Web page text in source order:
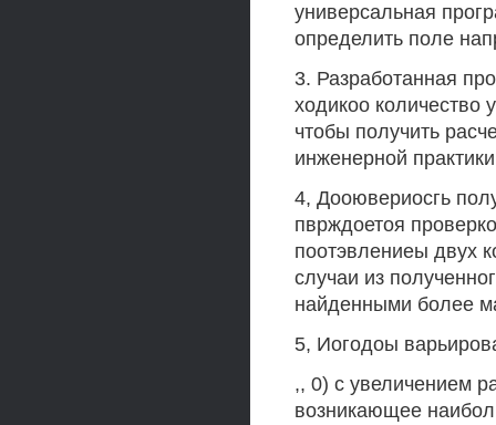
универсальная
определить поле
3. Разработанная
ходикоо
чтобы получить
инженерной
4, Дооювериосгь
пврждоетоя
поотэвлениеы двух
случаи из
найденными более
5, Иогодоы
,, 0) с увеличением
возникающее